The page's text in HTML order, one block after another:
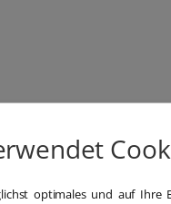
optimales und auf Ihre